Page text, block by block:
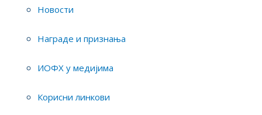
Новости
Награде и признања
ИОФХ у медијима
Корисни линкови
Телефон:---
Тим истраживача
водоничној енергији и заштити животне